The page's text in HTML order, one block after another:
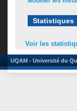
Statistiques
Voir les
UQAM - Université du